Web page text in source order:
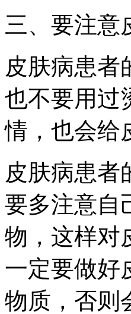
三、要注意
皮肤病患者
也不要用过
情，也会给
皮肤病患者
要多注意自
物，这样对
一定要做好
物质，否则